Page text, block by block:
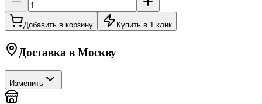
Добавить в корзину Купить в 1 клик
Доставка в Москву
Изменить